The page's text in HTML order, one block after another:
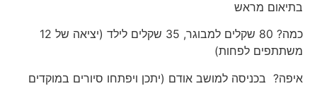
בתיאום מראש
כמה? 80 שקלים למבוגר, 35 שקלים לילד (יציאה של 12
משתתפים לפחות)
איפה? בכניסה למושב אודם (יתכן ויפתחו סיורים במוקדים